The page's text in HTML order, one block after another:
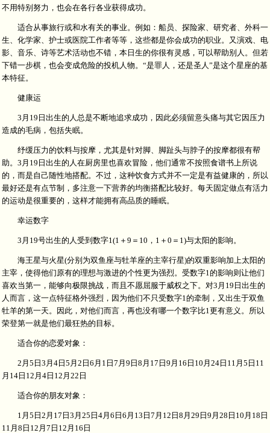
不用特别努力，也会在各行各业获得成功。
适合从事旅行或和水有关的事业。例如：船员、探险家、研究者、外科一
生、化学家、护士或医院工作者等等，这些都是你会成功的职业。又演戏、电
影、音乐、诗等艺术活动也不错，本日生的你很有灵感，可以帮助别人。但若
下错一步棋，也会变成危险的投机人物。“是罪人，还是圣人”是这个星座的基
本特征。
健康运
3月19日出生的人总是不断地追求成功，因此必须留意头痛与其它因压力
造成的毛病，包括失眠。
纾缓压力的饮料与按摩，尤其是针对脚、脚趾头与脖子的按摩都很有帮
助。3月19日出生的人在厨房里也喜欢冒险，他们通常不按照食谱书上所说
的，而是自己随性地搭配。不过，这种饮食方式并不一定是有益健康的，所以
最好还是有点节制，多注意一下营养的均衡搭配比较好。每天固定做点有活力
的运动是很重要的，这样才能拥有高品质的睡眠。
幸运数字
3月19号出生的人受到数字1(1＋9＝10，1＋0＝1)与太阳的影响。
海王星与火星(分别为双鱼座与牡羊座的主宰行星)的双重影响加上太阳的
主宰，使得他们原有的理想与激进的个性更为强烈。受数字1的影响则让他们
喜欢当第一，能够向极限挑战，而且不愿屈服于威权之下。对3月19日出生的
人而言，这一点特征格外强烈，因为他们不只受数字1的牵制，又出生于双鱼
牡羊的第一天。因此，对他们而言，再也没有哪一个数字比1更有意义。所以
荣登第一就是他们最狂热的目标。
适合你的恋爱对象：
2月5日3月4日5月2日6月1日7月9日8月17日9月16日10月24日11月5日11
月14日12月4日12月22日
适合你的朋友对象：
1月5日2月17日3月25日4月6日6月13日7月12日8月29日9月28日10月18日
11月8日12月7日12月16日